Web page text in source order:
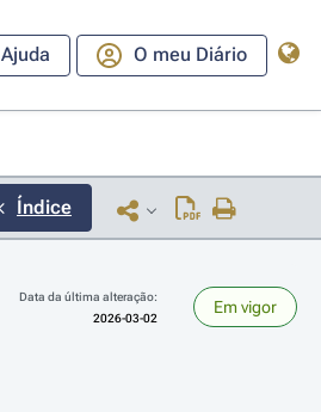
Ajuda O meu Diário
Índice
Data da última alteração:
2026-03-02
Em vigor